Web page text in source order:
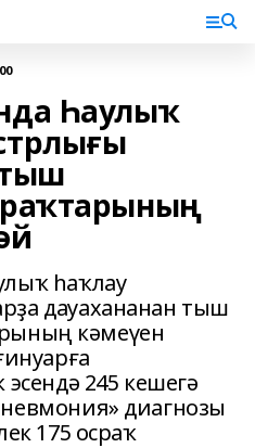
Һаулыҡ
һаҡлау
дауахананан тыш
кәмеүен
эсендә 245 кешегә
диагнозы
175 осраҡ